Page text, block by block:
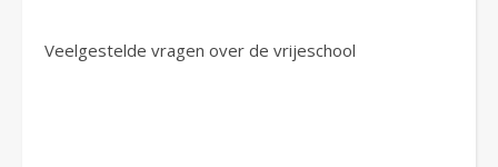
Veelgestelde vragen over de vrijeschool